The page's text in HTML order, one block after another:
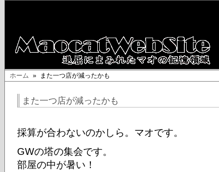
ホーム » また一つ店が減ったかも
また一つ店が減ったかも
採算が合わないのかしら。マオです。
GWの塔の集会です。
部屋の中が暑い！